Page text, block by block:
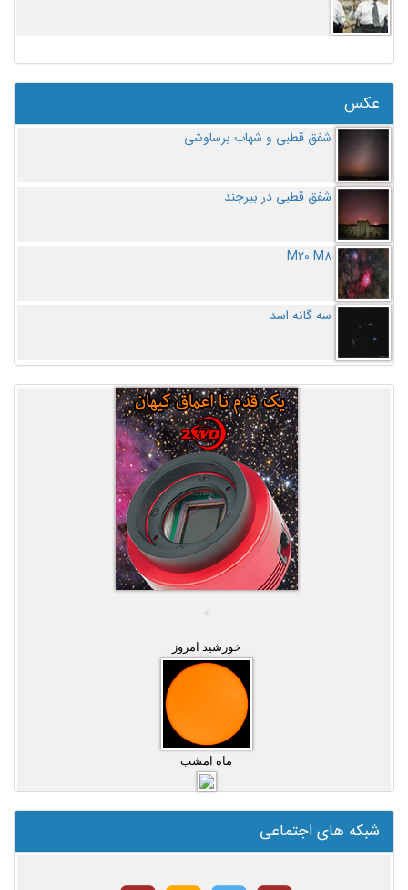
عکس
شفق قطبی و شهاب برساوشی
شفق قطبی در بیرجند
M20 M8
سه گانه اسد
خورشید امروز
ماه امشب
شبکه های اجتماعی